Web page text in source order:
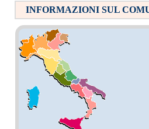
INFORMAZIONI SUL